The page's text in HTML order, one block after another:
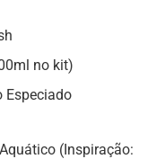
no kit)
Especiado
(Inspiração: